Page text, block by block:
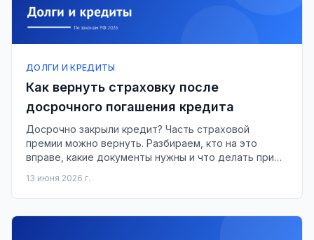
ДОЛГИ И КРЕДИТЫ
Как вернуть страховку после
досрочного погашения кредита
Досрочно закрыли кредит? Часть страховой
премии можно вернуть. Разбираем, кто на это
вправе, какие документы нужны и что делать при
13 июня 2026 г.